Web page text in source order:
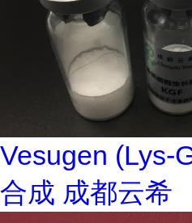
Vesugen (Lys-
合成 成都云希